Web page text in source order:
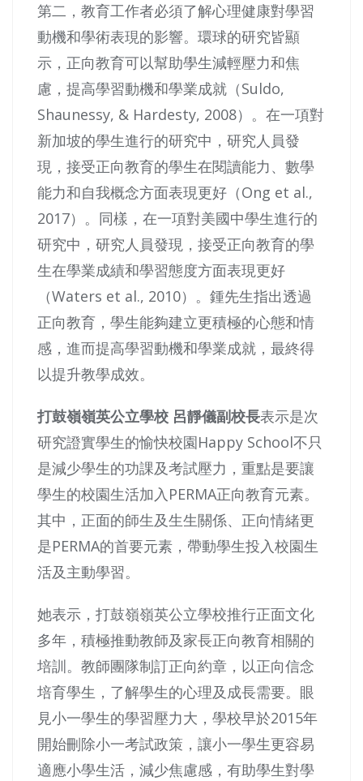
第二，教育工作者必須了解心理健康對學習
動機和學術表現的影響。環球的研究皆顯
示，正向教育可以幫助學生減輕壓力和焦
慮，提高學習動機和學業成就（Suldo,
Shaunessy, & Hardesty, 2008）。在一項對
新加坡的學生進行的研究中，研究人員發
現，接受正向教育的學生在閱讀能力、數學
能力和自我概念方面表現更好（Ong et al.,
2017）。同樣，在一項對美國中學生進行的
研究中，研究人員發現，接受正向教育的學
生在學業成績和學習態度方面表現更好
（Waters et al., 2010）。鍾先生指出透過
正向教育，學生能夠建立更積極的心態和情
感，進而提高學習動機和學業成就，最終得
以提升教學成效。
打鼓嶺嶺英公立學校 呂靜儀副校長表示是次
研究證實學生的愉快校園Happy School不只
是減少學生的功課及考試壓力，重點是要讓
學生的校園生活加入PERMA正向教育元素。
其中，正面的師生及生生關係、正向情緒更
是PERMA的首要元素，帶動學生投入校園生
活及主動學習。
她表示，打鼓嶺嶺英公立學校推行正面文化
多年，積極推動教師及家長正向教育相關的
培訓。教師團隊制訂正向約章，以正向信念
培育學生，了解學生的心理及成長需要。眼
見小一學生的學習壓力大，學校早於2015年
開始刪除小一考試政策，讓小一學生更容易
適應小學生活，減少焦慮感，有助學生對學